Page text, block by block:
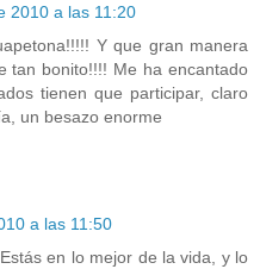
2010 a las 11:20
Y que gran manera
tan bonito!!!! Me ha encantado
tienen que participar, claro
un besazo enorme
a las 11:50
en lo mejor de la vida, y lo